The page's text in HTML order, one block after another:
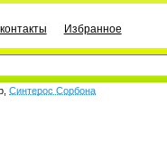
Избранное
Синтерос Сорбона